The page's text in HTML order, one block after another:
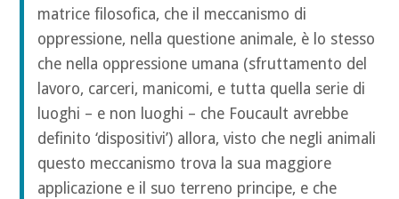
matrice filosofica, che il meccanismo di
oppressione, nella questione animale, è lo stesso
che nella oppressione umana (sfruttamento del
lavoro, carceri, manicomi, e tutta quella serie di
luoghi – e non luoghi – che Foucault avrebbe
definito ‘dispositivi’) allora, visto che negli animali
questo meccanismo trova la sua maggiore
applicazione e il suo terreno principe, e che